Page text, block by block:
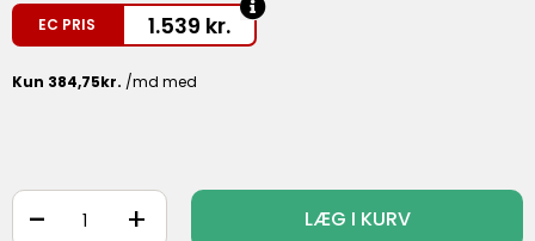
EC PRIS 1.539 kr.
+
- LÆG I KURV